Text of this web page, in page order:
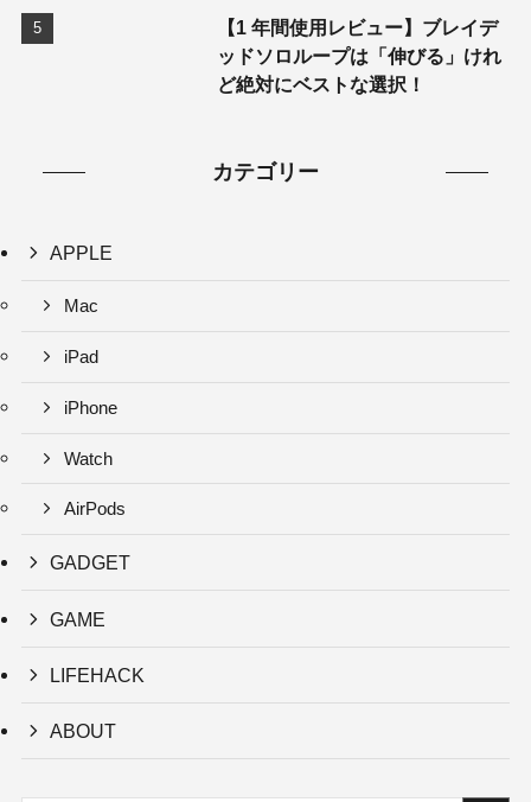
【1 年間使用レビュー】ブレイデ
ッドソロループは「伸びる」けれ
ど絶対にベストな選択！
カテゴリー
APPLE
Mac
iPad
iPhone
Watch
AirPods
GADGET
GAME
LIFEHACK
ABOUT